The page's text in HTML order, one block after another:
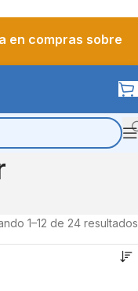
en compras sobre
1–12 de 24 resultados